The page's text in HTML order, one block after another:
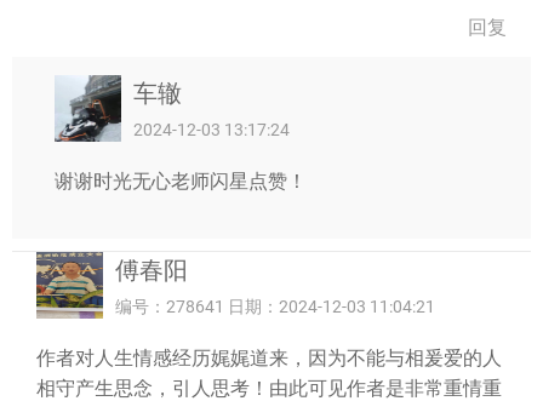
回复
车辙
2024-12-03 13:17:24
谢谢时光无心老师闪星点赞！
傅春阳
编号：278641 日期：2024-12-03 11:04:21
作者对人生情感经历娓娓道来，因为不能与相爰爱的人
相守产生思念，引人思考！由此可见作者是非常重情重